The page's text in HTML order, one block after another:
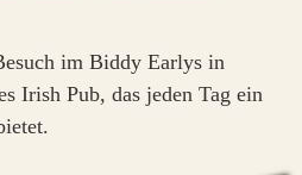
im Biddy Earlys in
Irish Pub, das jeden Tag ein